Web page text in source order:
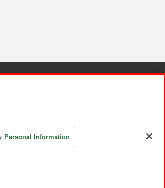
Personal Information